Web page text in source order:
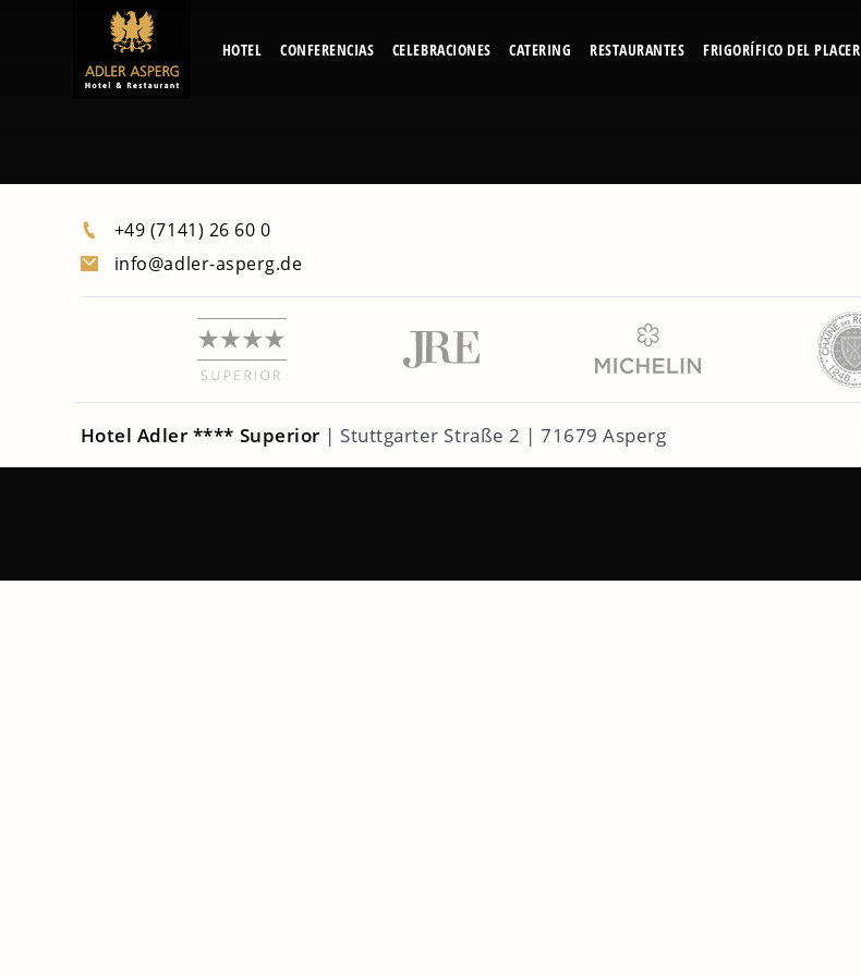
Skip to content
HOTEL CONFERENCIAS CELEBRACIONES CATERING RESTAURANTES FRIGORÍFICO DEL PLACER
Adler Asperg descargar
+49 (7141) 26 60 0
info@adler-asperg.de
Hotel Adler **** Superior | Stuttgarter Straße 2 | 71679 Asperg